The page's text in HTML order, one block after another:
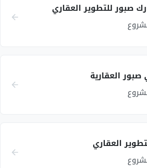
صبور للتطوير العقاري
صبور العقارية
العقاري